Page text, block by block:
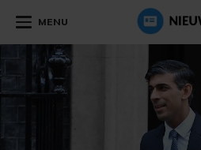
MENU